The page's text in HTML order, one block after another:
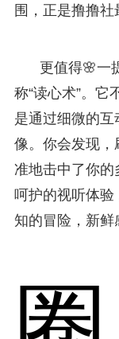
围，正是撸撸社
更值得🌸一
称“读心术”。它
是通过细微的互
像。你会发现
准地击中了你的
呵护的视听体验
知的冒险，新鲜